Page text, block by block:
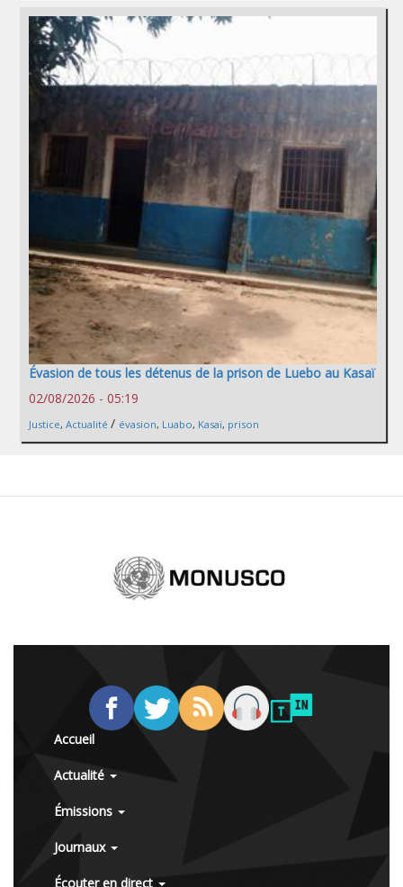
Évasion de tous les détenus de la prison de Luebo au Kasaï
02/08/2026 - 05:19
Justice, Actualité / évasion, Luabo, Kasaï, prison
Accueil
Actualité
Émissions
Journaux
Écouter en direct